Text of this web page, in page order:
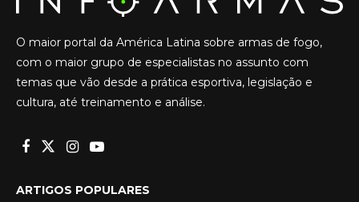
O maior portal da América Latina sobre armas de fogo,
com o maior grupo de especialistas no assunto com
temas que vão desde a prática esportiva, legislação e
cultura, até treinamento e análise.
ARTIGOS POPULARES